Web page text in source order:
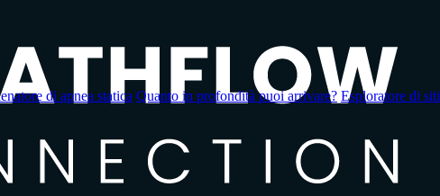
di apnea statica Quanto in profondità puoi arrivare? Esploratore di siti